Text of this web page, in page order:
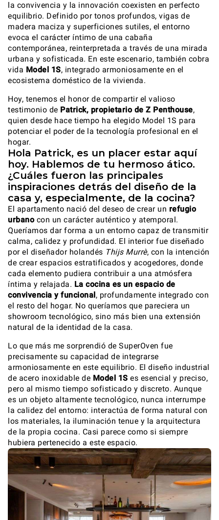
la convivencia y la innovación coexisten en perfecto
equilibrio. Definido por tonos profundos, vigas de
madera maciza y superficiones sutiles, el entorno
evoca el carácter íntimo de una cabaña
contemporánea, reinterpretada a través de una mirada
urbana y sofisticada. En este escenario, también cobra
vida Model 1S, integrado armoniosamente en el
ecosistema doméstico de la vivienda.
Hoy, tenemos el honor de compartir el valioso
testimonio de Patrick, propietario de Z Penthouse,
quien desde hace tiempo ha elegido Model 1S para
potenciar el poder de la tecnología profesional en el
hogar.
Hola Patrick, es un placer estar aquí
hoy. Hablemos de tu hermoso ático.
¿Cuáles fueron las principales
inspiraciones detrás del diseño de la
casa y, especialmente, de la cocina?
El apartamento nació del deseo de crear un refugio
urbanocon un carácter auténtico y atemporal.
Queríamos dar forma a un entorno capaz de transmitir
calma, calidez y profundidad. El interior fue diseñado
por el diseñador holandés Thijs Murrè, con la intención
de crear espacios estratificados y acogedores, donde
cada elemento pudiera contribuir a una atmósfera
íntima y relajada. La cocina es un espacio de
convivencia y funcional, profundamente integrado con
el resto del hogar. No queríamos que pareciera un
showroom tecnológico, sino más bien una extensión
natural de la identidad de la casa.
Lo que más me sorprendió de SuperOven fue
precisamente su capacidad de integrarse
armoniosamente en este equilibrio. El diseño industrial
de acero inoxidable de Model 1S es esencial y preciso,
pero al mismo tiempo sofisticado y discreto. Aunque
es un objeto altamente tecnológico, nunca interrumpe
la calidez del entorno: interactúa de forma natural con
los materiales, la iluminación tenue y la arquitectura
de la propia cocina. Casi parece como si siempre
hubiera pertenecido a este espacio.